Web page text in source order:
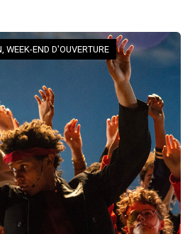
WEEK-END D'OUVERTURE